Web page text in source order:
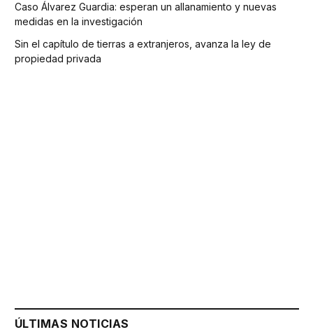
Caso Álvarez Guardia: esperan un allanamiento y nuevas
medidas en la investigación
Sin el capítulo de tierras a extranjeros, avanza la ley de
propiedad privada
ÚLTIMAS NOTICIAS